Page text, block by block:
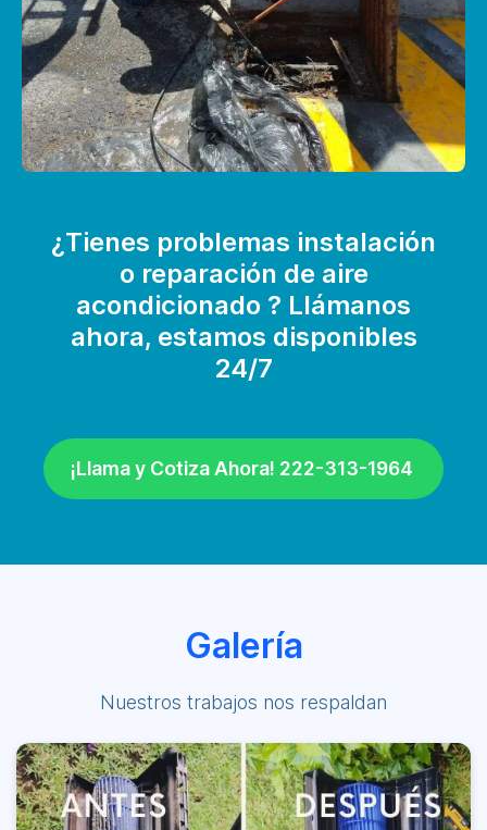
¿Tienes problemas instalación
o reparación de aire
acondicionado ? Llámanos
ahora, estamos disponibles
24/7
¡Llama y Cotiza Ahora! 222-313-1964
Galería
Nuestros trabajos nos respaldan